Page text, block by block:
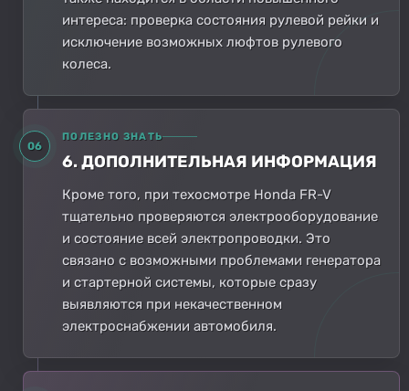
интереса: проверка состояния рулевой рейки и
исключение возможных люфтов рулевого
колеса.
06
ПОЛЕЗНО ЗНАТЬ
6. ДОПОЛНИТЕЛЬНАЯ ИНФОРМАЦИЯ
Кроме того, при техосмотре Honda FR-V
тщательно проверяются электрооборудование
и состояние всей электропроводки. Это
связано с возможными проблемами генератора
и стартерной системы, которые сразу
выявляются при некачественном
электроснабжении автомобиля.